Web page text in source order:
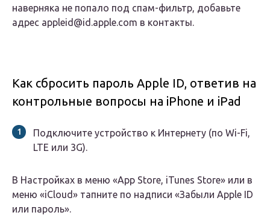
наверняка не попало под спам-фильтр, добавьте
адрес appleid@id.apple.com в контакты.
Как сбросить пароль Apple ID, ответив на
контрольные вопросы на iPhone и iPad
Подключите устройство к Интернету (по Wi-Fi,
LTE или 3G).
В Настройках в меню «App Store, iTunes Store» или в
меню «iCloud» тапните по надписи «Забыли Apple ID
или пароль».